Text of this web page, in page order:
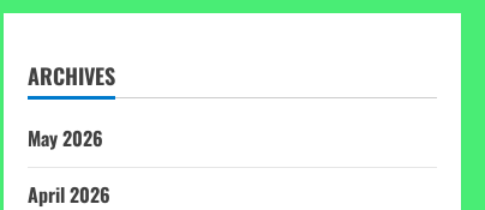
ARCHIVES
May 2026
April 2026